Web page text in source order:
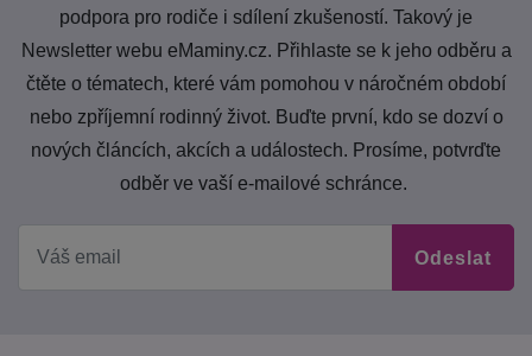
podpora pro rodiče i sdílení zkušeností. Takový je
Newsletter webu eMaminy.cz. Přihlaste se k jeho odběru a
čtěte o tématech, které vám pomohou v náročném období
nebo zpříjemní rodinný život. Buďte první, kdo se dozví o
nových článcích, akcích a událostech. Prosíme, potvrďte
odběr ve vaší e-mailové schránce.
Odeslat